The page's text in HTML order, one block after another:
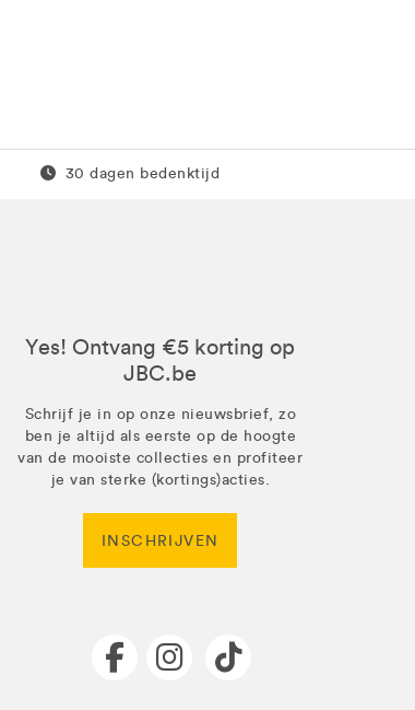
Gratis retour
30 dagen bedenktijd
Yes! Ontvang €5 korting op
JBC.be
Schrijf je in op onze nieuwsbrief, zo
ben je altijd als eerste op de hoogte
van de mooiste collecties en profiteer
je van sterke (kortings)acties.
INSCHRIJVEN